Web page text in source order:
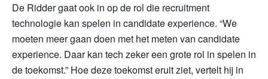
De Ridder gaat ook in op de rol die recruitment
technologie kan spelen in candidate experience. “We
moeten meer gaan doen met het meten van candidate
experience. Daar kan tech zeker een grote rol in spelen in
de toekomst.” Hoe deze toekomst eruit ziet, vertelt hij in